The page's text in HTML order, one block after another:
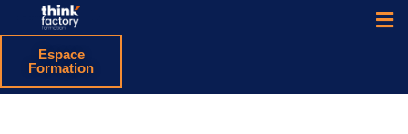
Espace
Formation